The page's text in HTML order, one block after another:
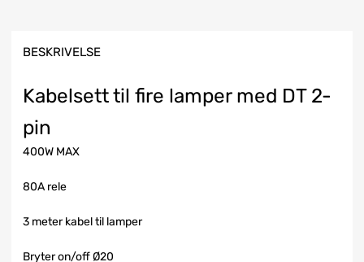
BESKRIVELSE
Kabelsett til fire lamper med DT 2-
pin
400W MAX
80A rele
3 meter kabel til lamper
Bryter on/off Ø20